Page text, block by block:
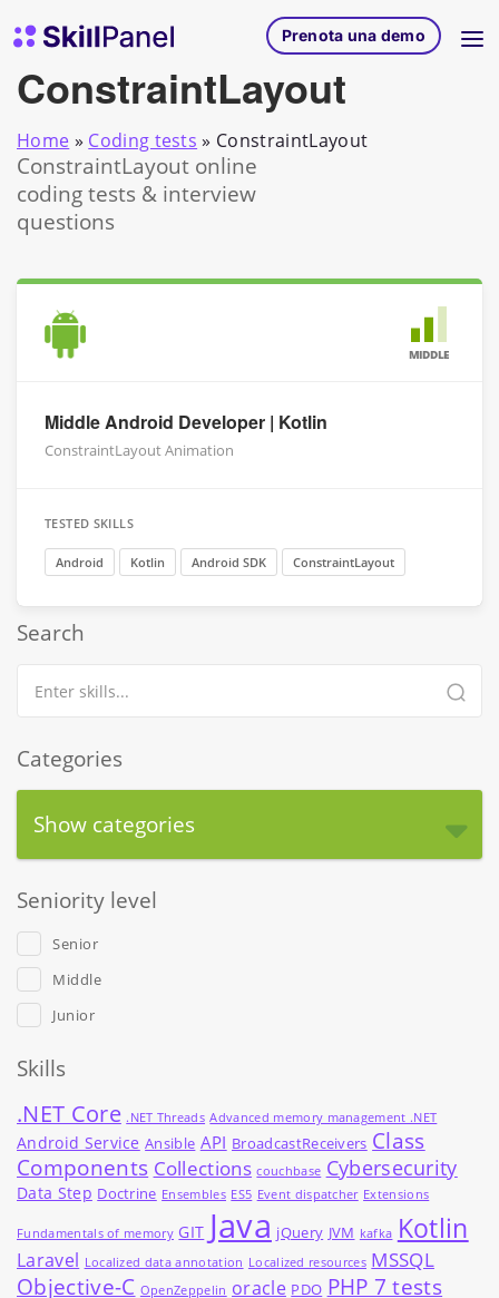
SkillPanel homepage
Prenota una demo
ConstraintLayout
Home » Coding tests » ConstraintLayout
ConstraintLayout online
coding tests & interview
questions
MIDDLE
Middle Android Developer | Kotlin
ConstraintLayout Animation
TESTED SKILLS
Android Kotlin Android SDK ConstraintLayout
Search
Categories
Show categories
Seniority level
Senior
Middle
Junior
Skills
.NET Core .NET Threads Advanced memory management .NET
Android Service Ansible API BroadcastReceivers Class
Components Collections couchbase Cybersecurity
Data Step Doctrine Ensembles ES5 Event dispatcher Extensions
Fundamentals of memory GIT Java jQuery JVM kafka Kotlin
Laravel Localized data annotation Localized resources MSSQL
Objective-C OpenZeppelin oracle PDO PHP 7 tests